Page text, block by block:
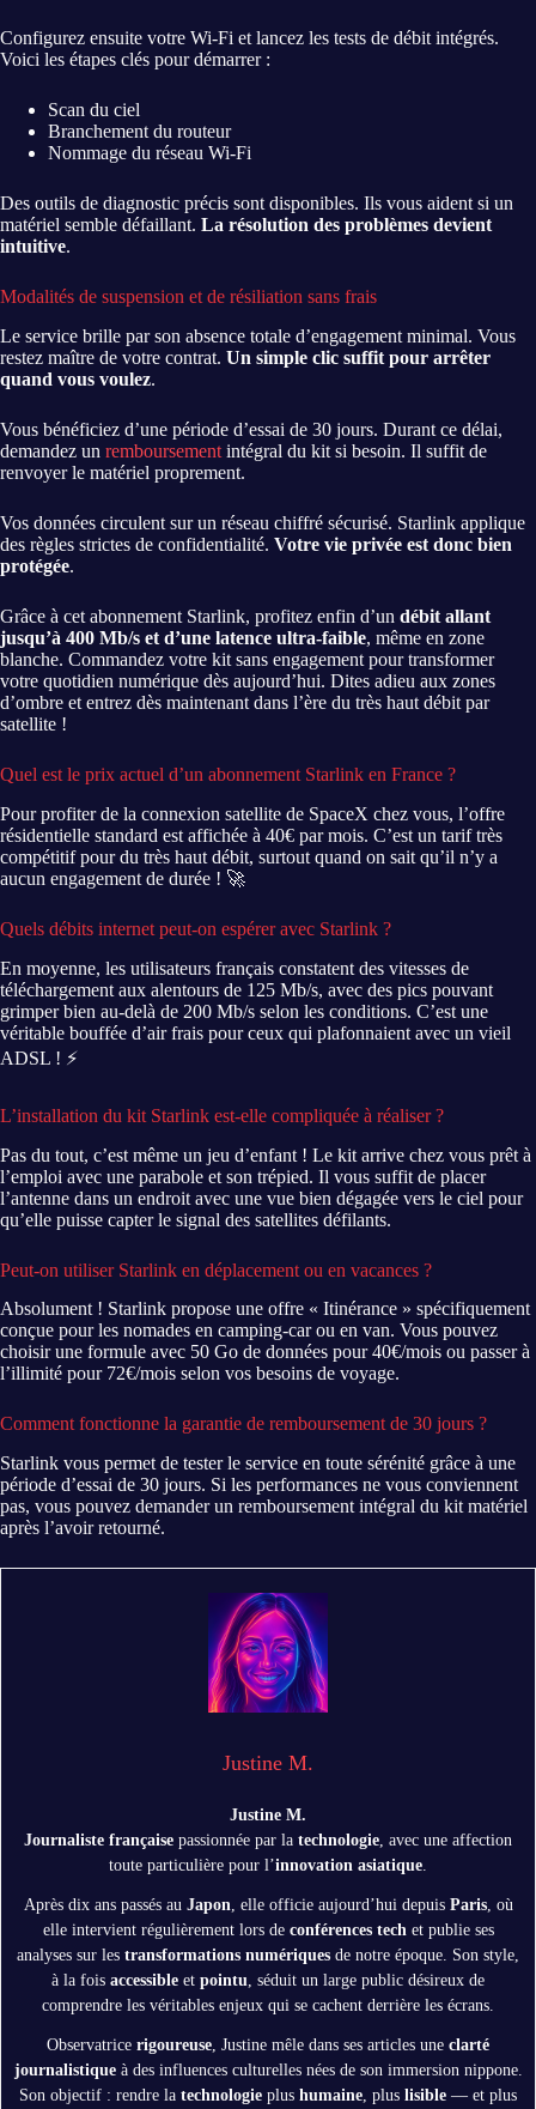
Configurez ensuite votre Wi-Fi et lancez les tests de débit intégrés.
Voici les étapes clés pour démarrer :
Scan du ciel
Branchement du routeur
Nommage du réseau Wi-Fi
Des outils de diagnostic précis sont disponibles. Ils vous aident si un
matériel semble défaillant. La résolution des problèmes devient
intuitive.
Modalités de suspension et de résiliation sans frais
Le service brille par son absence totale d’engagement minimal. Vous
restez maître de votre contrat. Un simple clic suffit pour arrêter
quand vous voulez.
Vous bénéficiez d’une période d’essai de 30 jours. Durant ce délai,
demandez un remboursement intégral du kit si besoin. Il suffit de
renvoyer le matériel proprement.
Vos données circulent sur un réseau chiffré sécurisé. Starlink applique
des règles strictes de confidentialité. Votre vie privée est donc bien
protégée.
Grâce à cet abonnement Starlink, profitez enfin d’un débit allant
jusqu’à 400 Mb/s et d’une latence ultra-faible, même en zone
blanche. Commandez votre kit sans engagement pour transformer
votre quotidien numérique dès aujourd’hui. Dites adieu aux zones
d’ombre et entrez dès maintenant dans l’ère du très haut débit par
satellite !
Quel est le prix actuel d’un abonnement Starlink en France ?
Pour profiter de la connexion satellite de SpaceX chez vous, l’offre
résidentielle standard est affichée à 40€ par mois. C’est un tarif très
compétitif pour du très haut débit, surtout quand on sait qu’il n’y a
aucun engagement de durée ! 🚀
Quels débits internet peut-on espérer avec Starlink ?
En moyenne, les utilisateurs français constatent des vitesses de
téléchargement aux alentours de 125 Mb/s, avec des pics pouvant
grimper bien au-delà de 200 Mb/s selon les conditions. C’est une
véritable bouffée d’air frais pour ceux qui plafonnaient avec un vieil
ADSL ! ⚡
L’installation du kit Starlink est-elle compliquée à réaliser ?
Pas du tout, c’est même un jeu d’enfant ! Le kit arrive chez vous prêt à
l’emploi avec une parabole et son trépied. Il vous suffit de placer
l’antenne dans un endroit avec une vue bien dégagée vers le ciel pour
qu’elle puisse capter le signal des satellites défilants.
Peut-on utiliser Starlink en déplacement ou en vacances ?
Absolument ! Starlink propose une offre « Itinérance » spécifiquement
conçue pour les nomades en camping-car ou en van. Vous pouvez
choisir une formule avec 50 Go de données pour 40€/mois ou passer à
l’illimité pour 72€/mois selon vos besoins de voyage.
Comment fonctionne la garantie de remboursement de 30 jours ?
Starlink vous permet de tester le service en toute sérénité grâce à une
période d’essai de 30 jours. Si les performances ne vous conviennent
pas, vous pouvez demander un remboursement intégral du kit matériel
après l’avoir retourné.
Justine M.
Justine M.
Journaliste française passionnée par la technologie, avec une affection
toute particulière pour l’innovation asiatique.
Après dix ans passés au Japon, elle officie aujourd’hui depuis Paris, où
elle intervient régulièrement lors de conférences techet publie ses
analyses sur les transformations numériques de notre époque. Son style,
à la fois accessible et pointu, séduit un large public désireux de
comprendre les véritables enjeux qui se cachent derrière les écrans.
Observatrice rigoureuse, Justine mêle dans ses articles une clarté
journalistiqueà des influences culturelles nées de son immersion nippone.
Son objectif : rendre la technologie plus humaine, plus lisible — et plus